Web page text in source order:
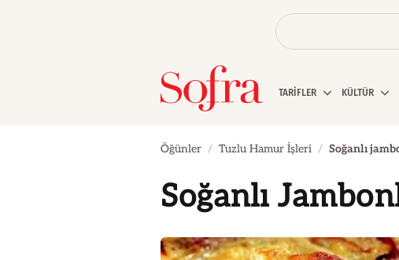
TARİFLER KÜLTÜR
Öğünler Tuzlu Hamur İşleri Soğanlı
Soğanlı